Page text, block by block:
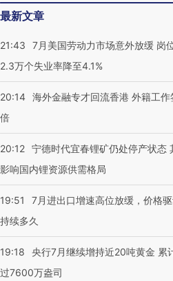
育部长拱下台
走进第四届链博
智科技“链”接产
【特别呈现】寻找100种
最新文章
21:43
7月美国劳动力市场意外放缓 岗
2.3万个失业率降至4.1%
20:14 海外金融专才回流香港 外籍工作
倍
20:12 宁德时代宜春锂矿仍处停产状态
影响国内锂资源供需格局
19:51
7月进出口增速高位放缓，价格
持续多久
19:18
央行7月继续增持近20吨黄金 累
过7600万盎司